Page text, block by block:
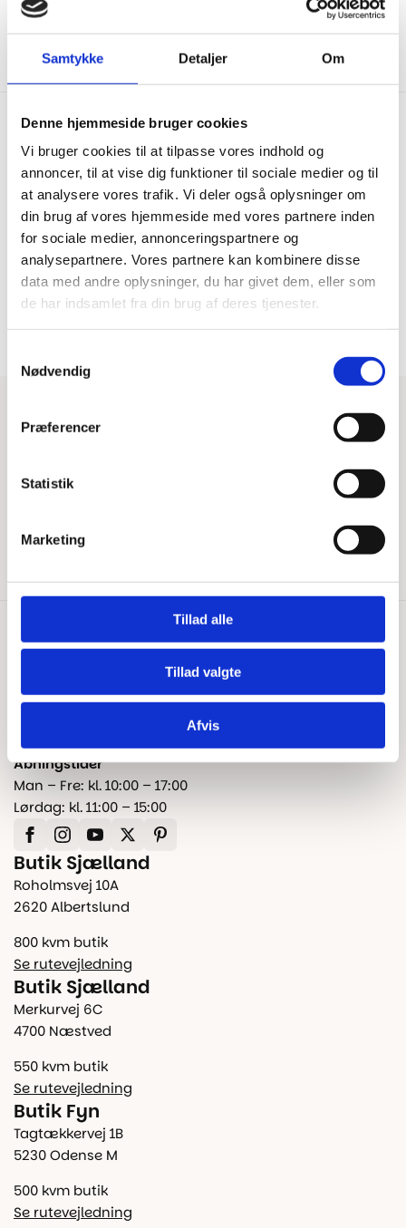
Samtykke Detaljer Om
Denne hjemmeside bruger cookies
Vi bruger cookies til at tilpasse vores indhold og
annoncer, til at vise dig funktioner til sociale medier og til
at analysere vores trafik. Vi deler også oplysninger om
din brug af vores hjemmeside med vores partnere inden
for sociale medier, annonceringspartnere og
analysepartnere. Vores partnere kan kombinere disse
data med andre oplysninger, du har givet dem, eller som
de har indsamlet fra din brug af deres tjenester.
Nødvendig
Præferencer
Statistik
Marketing
Tillad alle
Tillad valgte
Afvis
Vis mere
Prisgaranti
Vi har Danmarks billigste priser
på kvalitetsgulve!
Hurtig levering
Bestil inden kl. 15.00 – vi
afsender samme dag, når
100% dansk webshop
lokal service og gulveksperter.
Besøg vores butikker
Besøg vores showrooms og få
kompetent rådgivning.
Har du brug for hjælp?
Reklamation og garanti
Kontakt os
info@floorshop.dk
Åbningstider
Man – Fre: kl. 10:00 – 17:00
Lørdag: kl. 11:00 – 15:00
Butik Sjælland
Roholmsvej 10A
2620 Albertslund
800 kvm butik
Se rutevejledning
Butik Sjælland
Merkurvej 6C
4700 Næstved
550 kvm butik
Se rutevejledning
Butik Fyn
Tagtækkervej 1B
5230 Odense M
500 kvm butik
Se rutevejledning